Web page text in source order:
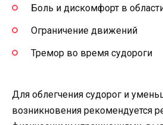
Боль и дискомфорт в
Ограничение движений
Тремор во время судороги
Для облегчения судорог и
возникновения рекомендуется